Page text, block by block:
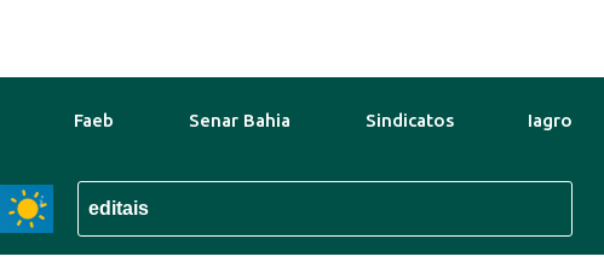
Faeb Senar Bahia Sindicatos Iagro
32°C 11 Ago